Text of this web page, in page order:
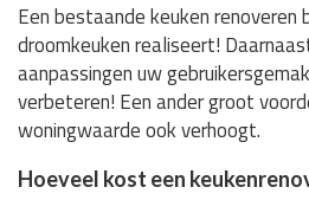
Een bestaande keuken
droomkeuken realiseert!
aanpassingen uw
verbeteren! Een ander groot
woningwaarde ook verhoogt.
Hoeveel kost een